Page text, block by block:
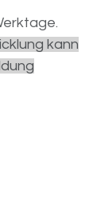
kann